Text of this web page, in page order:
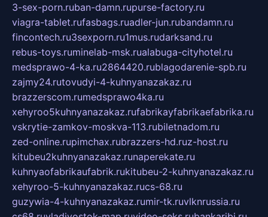
3-sex-porn.ruban-damn.rupurse-factory.ru
viagra-tablet.rufasbags.ruadler-jun.rubandamn.ru
fincontech.ru3sexporn.ru1mus.rudarksand.ru
rebus-toys.ruminelab-msk.rualabuga-cityhotel.ru
medsprawo-4-ka.ru2864420.rublagodarenie-spb.ru
zajmy24.rutovudyi-4-kuhnyanazakaz.ru
brazzerscom.rumedsprawo4ka.ru
xehyroo5kuhnyanazakaz.rufabrikayfabrikaefabrika.ru
vskrytie-zamkov-moskva-113.rubiletnadom.ru
zed-online.rupimchax.rubrazzers-hd.ruz-host.ru
kitubeu2kuhnyanazakaz.runaperekate.ru
kuhnyaofabrikaufabrik.rukitubeu-2-kuhnyanazakaz.ru
xehyroo-5-kuhnyanazakaz.rucs-68.ru
guzywia-4-kuhnyanazakaz.rumir-tk.ruvlknrussia.ru